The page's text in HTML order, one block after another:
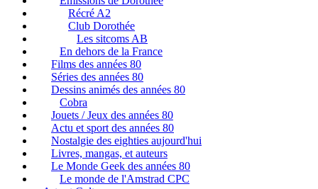
Récré A2
Club Dorothée
Les sitcoms AB
En dehors de la France
Films des années 80
Séries des années 80
Dessins animés des années 80
Cobra
Jouets / Jeux des années 80
Actu et sport des années 80
Nostalgie des eighties aujourd'hui
Livres, mangas, et auteurs
Le Monde Geek des années 80
Le monde de l'Amstrad CPC